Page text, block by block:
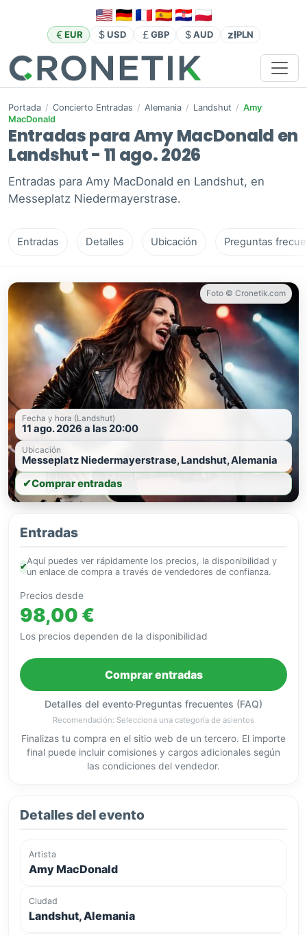
EUR USD GBP AUD złPLN
Portada / Concierto Entradas / Alemania / Landshut / Amy
MacDonald
Entradas para Amy MacDonald en
Landshut - 11 ago. 2026
Entradas para Amy MacDonald en Landshut, en
Messeplatz Niedermayerstrase.
Entradas Detalles Ubicación Preguntas
Foto © Cronetik.com
Fecha y hora (Landshut)
11 ago. 2026 a las 20:00
Ubicación
Messeplatz Niedermayerstrase, Landshut, Alemania
✔Comprar entradas
Entradas
✔
Aquí puedes ver rápidamente los precios, la disponibilidad y
un enlace de compra a través de vendedores de confianza.
Precios desde
98,00 €
Los precios dependen de la disponibilidad
Comprar entradas
Detalles del evento·Preguntas frecuentes (FAQ)
Recomendación: Selecciona una categoría de asientos
Finalizas tu compra en el sitio web de un tercero. El importe
final puede incluir comisiones y cargos adicionales según
las condiciones del vendedor.
Detalles del evento
Artista
Amy MacDonald
Ciudad
Landshut, Alemania